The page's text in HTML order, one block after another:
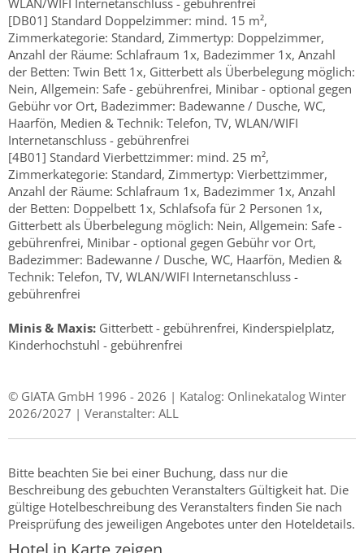
[DB01] Standard Doppelzimmer: mind. 15 m²,
Zimmerkategorie: Standard, Zimmertyp: Doppelzimmer,
Anzahl der Räume: Schlafraum 1x, Badezimmer 1x, Anzahl
der Betten: Twin Bett 1x, Gitterbett als Überbelegung möglich:
Nein, Allgemein: Safe - gebührenfrei, Minibar - optional gegen
Gebühr vor Ort, Badezimmer: Badewanne / Dusche, WC,
Haarfön, Medien & Technik: Telefon, TV, WLAN/WIFI
Internetanschluss - gebührenfrei
[4B01] Standard Vierbettzimmer: mind. 25 m²,
Zimmerkategorie: Standard, Zimmertyp: Vierbettzimmer,
Anzahl der Räume: Schlafraum 1x, Badezimmer 1x, Anzahl
der Betten: Doppelbett 1x, Schlafsofa für 2 Personen 1x,
Gitterbett als Überbelegung möglich: Nein, Allgemein: Safe -
gebührenfrei, Minibar - optional gegen Gebühr vor Ort,
Badezimmer: Badewanne / Dusche, WC, Haarfön, Medien &
Technik: Telefon, TV, WLAN/WIFI Internetanschluss -
gebührenfrei
Minis & Maxis: Gitterbett - gebührenfrei, Kinderspielplatz,
Kinderhochstuhl - gebührenfrei
© GIATA GmbH 1996 - 2026 | Katalog: Onlinekatalog Winter
2026/2027 | Veranstalter: ALL
Bitte beachten Sie bei einer Buchung, dass nur die
Beschreibung des gebuchten Veranstalters Gültigkeit hat. Die
gültige Hotelbeschreibung des Veranstalters finden Sie nach
Preisprüfung des jeweiligen Angebotes unter den Hoteldetails.